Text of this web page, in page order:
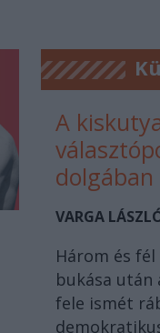
A
dolgában
VARGA
Három és
bukása után
fele ismét